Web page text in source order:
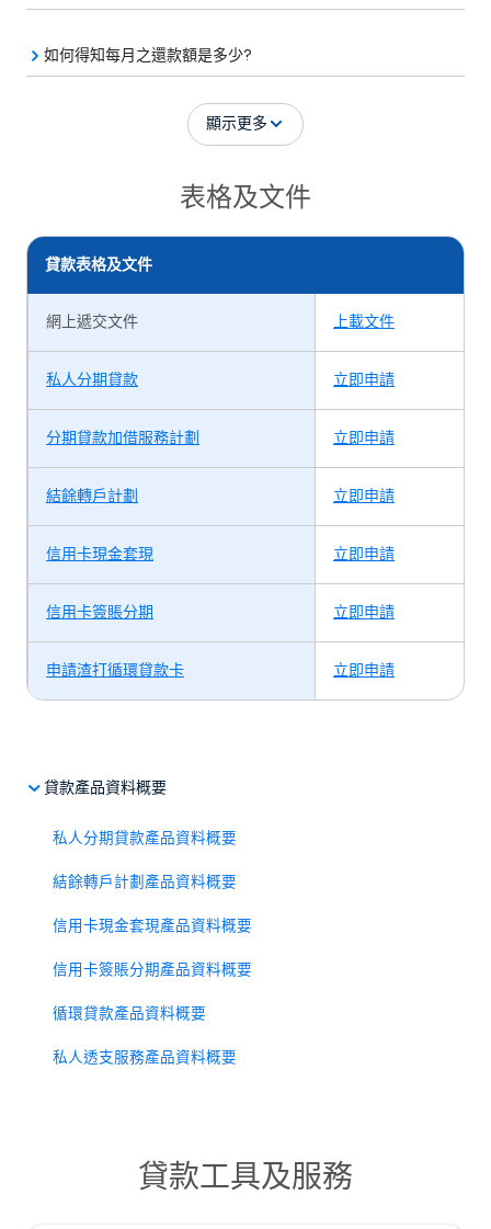
如何得知每月之還款額是多少?
顯示更多
表格及文件
貸款表格及文件
網上遞交文件 上載文件
私人分期貸款 立即申請
分期貸款加借服務計劃 立即申請
結餘轉戶計劃 立即申請
信用卡現金套現 立即申請
信用卡簽賬分期 立即申請
申請渣打循環貸款卡 立即申請
貸款產品資料概要
私人分期貸款產品資料概要
結餘轉戶計劃產品資料概要
信用卡現金套現產品資料概要
信用卡簽賬分期產品資料概要
循環貸款產品資料概要
私人透支服務產品資料概要
貸款工具及服務